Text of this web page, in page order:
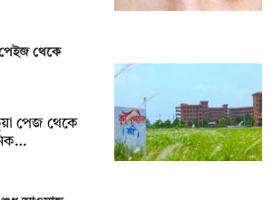
পেইজ থেকে
পেজ থেকে